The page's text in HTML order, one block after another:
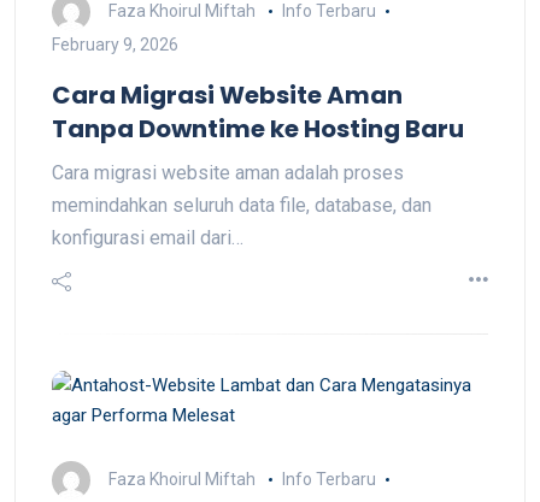
Faza Khoirul Miftah
Info Terbaru
February 9, 2026
Cara Migrasi Website Aman
Tanpa Downtime ke Hosting Baru
Cara migrasi website aman adalah proses
memindahkan seluruh data file, database, dan
konfigurasi email dari…
Faza Khoirul Miftah
Info Terbaru